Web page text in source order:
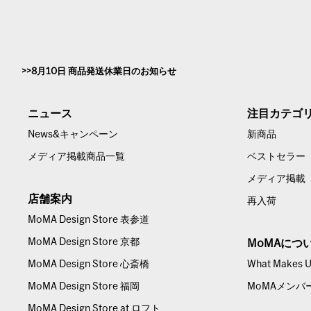
8月10日 商品発送休業日のお知らせ
ニュース
News&キャンペーン
メディア掲載商品一覧
店舗案内
MoMA Design Store 表参道
MoMA Design Store 京都
MoMA Design Store 心斎橋
MoMA Design Store 福岡
MoMA Design Store at ロフト
注目カテゴ
新商品
ベストセラー
メディア掲載
再入荷
MoMAにつ
What Makes
MoMAメンバ